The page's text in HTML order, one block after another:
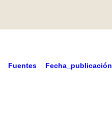
Fuentes Fecha_publicación